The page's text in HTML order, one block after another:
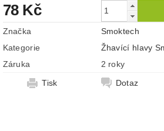
78 Kč
Značka
Smoktech
Kategorie
Žhavící hlavy
Záruka
2 roky
Tisk
Dotaz